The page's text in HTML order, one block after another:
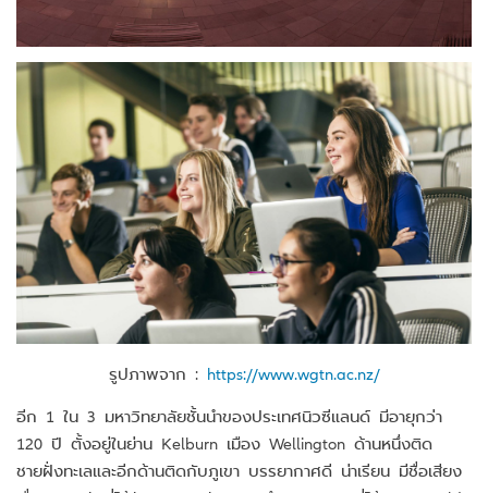
รูปภาพจาก : https://www.wgtn.ac.nz/
อีก 1 ใน 3 มหาวิทยาลัยชั้นนำของประเทศนิวซีแลนด์ มีอายุกว่า
120 ปี ตั้งอยู่ในย่าน Kelburn เมือง Wellington ด้านหนึ่งติด
ชายฝั่งทะเลและอีกด้านติดกับภูเขา บรรยากาศดี น่าเรียน มีชื่อเสียง